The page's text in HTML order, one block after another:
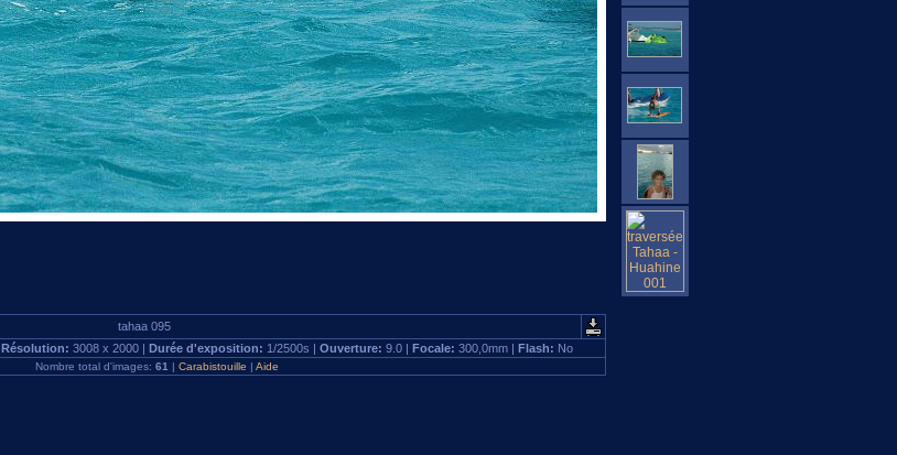
tahaa 095
Résolution: 3008 x 2000 | Durée d'exposition: 1/2500s | Ouverture: 9.0 | Focale: 300,0mm | Flash: No
Nombre total d'images: 61 | Carabistouille | Aide